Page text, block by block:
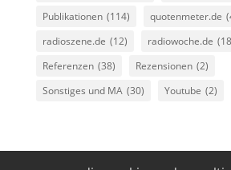
Publikationen (114) quotenmeter.de
radioszene.de (12) radiowoche.de
Referenzen (38) Rezensionen (2)
Sonstiges und MA (30) Youtube (2)